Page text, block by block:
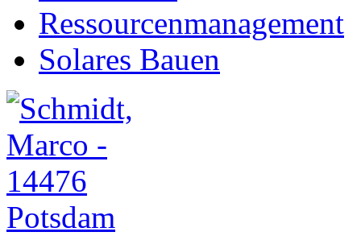
Ressourcenmanagement
Solares Bauen